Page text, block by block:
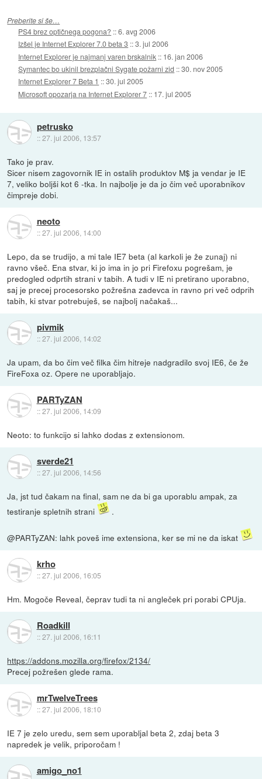
Preberite si še…
PS4 brez optičnega pogona? ::6. avg 2006
Izšel je Internet Explorer 7.0 beta 3 ::3. jul 2006
Internet Explorer je najmanj varen brskalnik :: 16. jan 2006
Symantec bo ukinil brezplačni Sygate požarni zid ::30. nov 2005
Internet Explorer 7 Beta 1 ::30. jul 2005
Microsoft opozarja na Internet Explorer 7 :: 17. jul 2005
petrusko
::27. jul 2006, 13:57
Tako je prav.
Sicer nisem zagovornik IE in ostalih produktov M$ ja vendar je IE
7, veliko boljši kot 6 -tka. In najbolje je da jo čim več uporabnikov
čimpreje dobi.
neoto
::27. jul 2006, 14:00
Lepo, da se trudijo, a mi tale IE7 beta (al karkoli je že zunaj) ni
ravno všeč. Ena stvar, ki jo ima in jo pri Firefoxu pogrešam, je
predogled odprtih strani v tabih. A tudi v IE ni pretirano uporabno,
saj je precej procesorsko požrešna zadevca in ravno pri več odprih
tabih, ki stvar potrebuješ, se najbolj načakaš...
pivmik
::27. jul 2006, 14:02
Ja upam, da bo čim več filka čim hitreje nadgradilo svoj IE6, če že
FireFoxa oz. Opere ne uporabljajo.
PARTyZAN
::27. jul 2006, 14:09
Neoto: to funkcijo si lahko dodas z extensionom.
sverde21
::27. jul 2006, 14:56
Ja, jst tud čakam na final, sam ne da bi ga uporablu ampak, za
testiranje spletnih strani
.
@PARTyZAN: lahk poveš ime extensiona, ker se mi ne da iskat
krho
::27. jul 2006, 16:05
Hm. Mogoče Reveal, čeprav tudi ta ni angleček pri porabi CPUja.
Roadkill
::27. jul 2006, 16:11
https://addons.mozilla.org/firefox/2134/
Precej požrešen glede rama.
mrTwelveTrees
::27. jul 2006, 18:10
IE 7 je zelo uredu, sem sem uporabljal beta 2, zdaj beta 3
napredek je velik, priporočam !
amigo_no1